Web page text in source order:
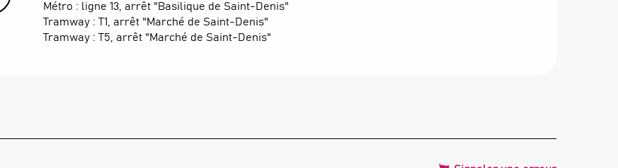
Métro : ligne 13, arrêt "Basilique de Saint-Denis"
Tramway : T1, arrêt "Marché de Saint-Denis"
Tramway : T5, arrêt "Marché de Saint-Denis"